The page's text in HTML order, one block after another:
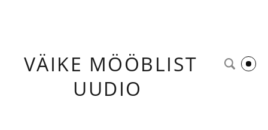
VÄIKE MÖÖBLIST
UUDIO